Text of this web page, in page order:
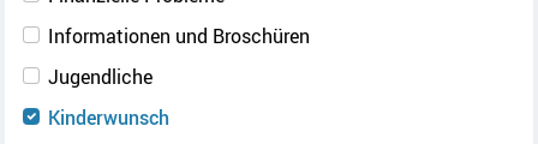
Informationen und Broschüren
Jugendliche
Kinderwunsch